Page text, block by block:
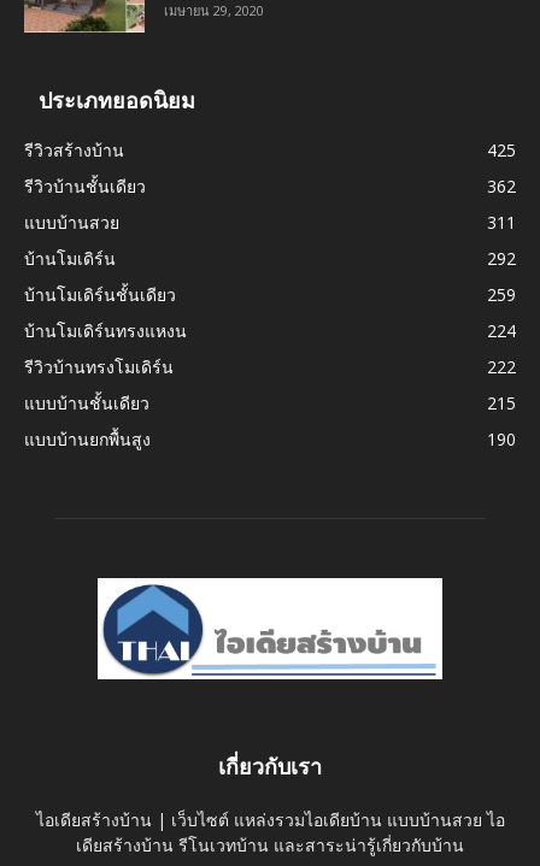
เมษายน 29, 2020
ประเภทยอดนิยม
รีวิวสร้างบ้าน
425
รีวิวบ้านชั้นเดียว
362
แบบบ้านสวย
311
บ้านโมเดิร์น
292
บ้านโมเดิร์นชั้นเดียว
259
บ้านโมเดิร์นทรงแหงน
224
รีวิวบ้านทรงโมเดิร์น
222
แบบบ้านชั้นเดียว
215
แบบบ้านยกพื้นสูง
190
เกี่ยวกับเรา
ไอเดียสร้างบ้าน | เว็บไซต์ แหล่งรวมไอเดียบ้าน แบบบ้านสวย ไอ
เดียสร้างบ้าน รีโนเวทบ้าน และสาระน่ารู้เกี่ยวกับบ้าน